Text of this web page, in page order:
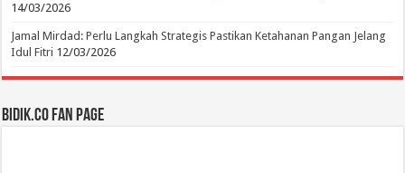
14/03/2026
Jamal Mirdad: Perlu Langkah Strategis Pastikan Ketahanan Pangan Jelang
Idul Fitri 12/03/2026
BIDIK.CO Fan Page